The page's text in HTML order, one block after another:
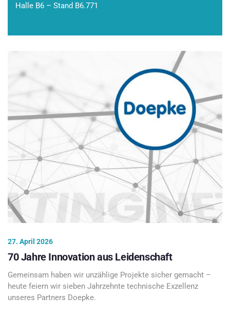
Halle B6 – Stand B6.771
27. April 2026
70 Jahre Innovation aus Leidenschaft
Gemeinsam haben wir unzählige Projekte sicher gemacht –
heute feiern wir sieben Jahrzehnte technische Exzellenz
unseres Partners Doepke.